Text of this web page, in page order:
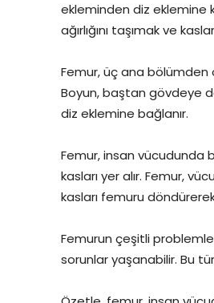
ekleminden diz eklemine
ağırlığını taşımak ve
Femur, üç ana bölümden
Boyun, baştan gövdeye
diz eklemine bağlanır.
Femur, insan vücudunda
kasları yer alır. Femur,
kasları femuru
Femurun çeşitli problemleri
sorunlar yaşanabilir. Bu